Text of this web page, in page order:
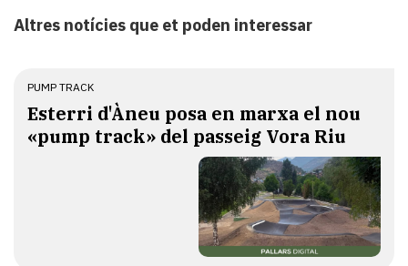
Altres notícies que et poden interessar
PUMP TRACK
Esterri d'Àneu posa en marxa el nou
«pump track» del passeig Vora Riu